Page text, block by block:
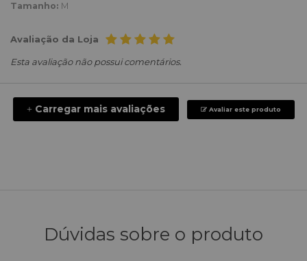
Tamanho: M
Avaliação da Loja
Esta avaliação não possui comentários.
+ Carregar mais avaliações Avaliar este produto
Dúvidas sobre o produto